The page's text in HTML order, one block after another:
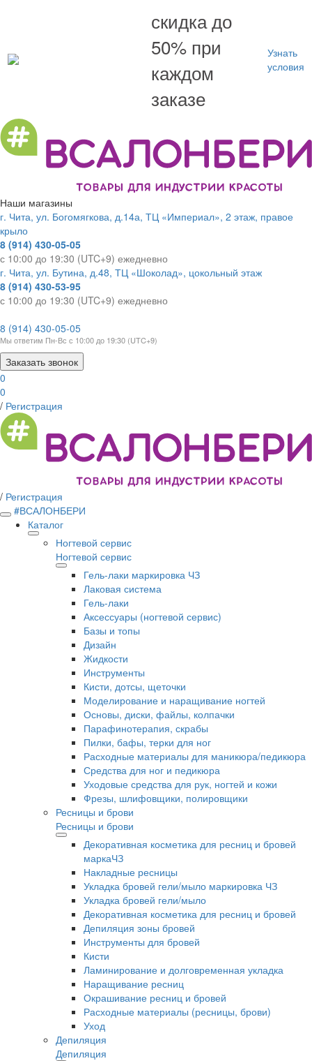
скидка до
50% при
каждом
заказе
Узнать
условия
Наши магазины
г. Чита, ул. Богомягкова, д.14а, ТЦ «Империал», 2 этаж, правое
крыло
8 (914) 430-05-05
с 10:00 до 19:30 (UTC+9) ежедневно
г. Чита, ул. Бутина, д.48, ТЦ «Шоколад», цокольный этаж
8 (914) 430-53-95
с 10:00 до 19:30 (UTC+9) ежедневно
8 (914) 430-05-05
Мы ответим Пн-Вс с 10:00 до 19:30 (UTC+9)
Заказать звонок
0
0
/ Регистрация
/ Регистрация
#ВСАЛОНБЕРИ
Каталог
Ногтевой сервис
Ногтевой сервис
Гель-лаки маркировка ЧЗ
Лаковая система
Гель-лаки
Аксессуары (ногтевой сервис)
Базы и топы
Дизайн
Жидкости
Инструменты
Кисти, дотсы, щеточки
Моделирование и наращивание ногтей
Основы, диски, файлы, колпачки
Парафинотерапия, скрабы
Пилки, бафы, терки для ног
Расходные материалы для маникюра/педикюра
Средства для ног и педикюра
Уходовые средства для рук, ногтей и кожи
Фрезы, шлифовщики, полировщики
Ресницы и брови
Ресницы и брови
Декоративная косметика для ресниц и бровей
маркаЧЗ
Накладные ресницы
Укладка бровей гели/мыло маркировка ЧЗ
Укладка бровей гели/мыло
Декоративная косметика для ресниц и бровей
Депиляция зоны бровей
Инструменты для бровей
Кисти
Ламинирование и долговременная укладка
Наращивание ресниц
Окрашивание ресниц и бровей
Расходные материалы (ресницы, брови)
Уход
Депиляция
Депиляция